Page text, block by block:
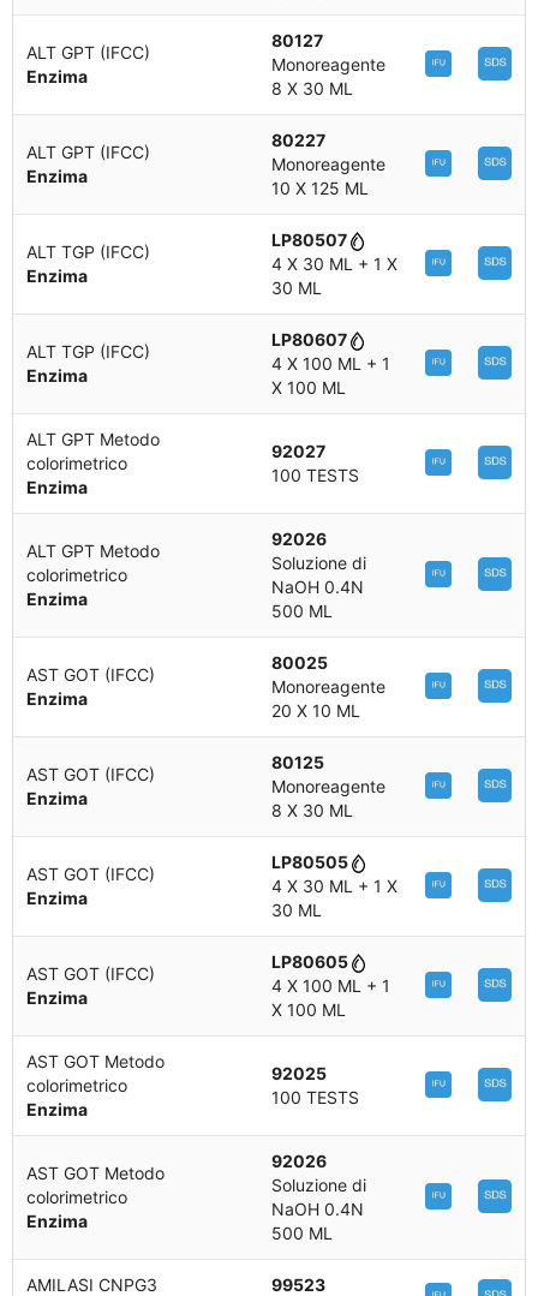
ALT GPT (IFCC)
Enzima
80127
Monoreagente
8 X 30 ML
ALT GPT (IFCC)
Enzima
80227
Monoreagente
10 X 125 ML
ALT TGP (IFCC)
Enzima
LP80507
4 X 30 ML + 1 X
30 ML
ALT TGP (IFCC)
Enzima
LP80607
4 X 100 ML + 1
X 100 ML
ALT GPT Metodo
colorimetrico
Enzima
92027
100 TESTS
ALT GPT Metodo
colorimetrico
Enzima
92026
Soluzione di
NaOH 0.4N
500 ML
AST GOT (IFCC)
Enzima
80025
Monoreagente
20 X 10 ML
AST GOT (IFCC)
Enzima
80125
Monoreagente
8 X 30 ML
AST GOT (IFCC)
Enzima
LP80505
4 X 30 ML + 1 X
30 ML
AST GOT (IFCC)
Enzima
LP80605
4 X 100 ML + 1
X 100 ML
AST GOT Metodo
colorimetrico
Enzima
92025
100 TESTS
AST GOT Metodo
colorimetrico
Enzima
92026
Soluzione di
NaOH 0.4N
500 ML
AMILASI CNPG3
99523